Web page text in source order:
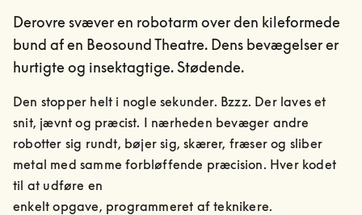
Derovre svæver en robotarm over den kileformede
bund af en Beosound Theatre. Dens bevægelser er
hurtigte og insektagtige. Stødende.
Den stopper helt i nogle sekunder. Bzzz. Der laves et
snit, jævnt og præcist. I nærheden bevæger andre
robotter sig rundt, bøjer sig, skærer, fræser og sliber
metal med samme forbløffende præcision. Hver kodet
til at udføre en
enkelt opgave, programmeret af teknikere.